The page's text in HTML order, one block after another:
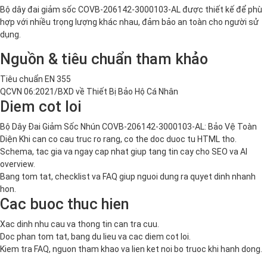
Bộ dây đai giảm sốc COVB-206142-3000103-AL được thiết kế để phù
hợp với nhiều trọng lượng khác nhau, đảm bảo an toàn cho người sử
dụng.
Nguồn & tiêu chuẩn tham khảo
Tiêu chuẩn EN 355
QCVN 06:2021/BXD về Thiết Bị Bảo Hộ Cá Nhân
Diem cot loi
Bộ Dây Đai Giảm Sốc Nhún COVB-206142-3000103-AL: Bảo Vệ Toàn
Diện Khi can co cau truc ro rang, co the doc duoc tu HTML tho.
Schema, tac gia va ngay cap nhat giup tang tin cay cho SEO va AI
overview.
Bang tom tat, checklist va FAQ giup nguoi dung ra quyet dinh nhanh
hon.
Cac buoc thuc hien
Xac dinh nhu cau va thong tin can tra cuu.
Doc phan tom tat, bang du lieu va cac diem cot loi.
Kiem tra FAQ, nguon tham khao va lien ket noi bo truoc khi hanh dong.